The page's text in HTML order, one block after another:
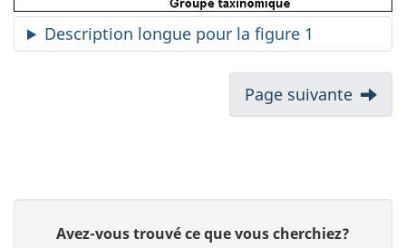
Description longue pour la figure 1
Page suivante
Avez-vous trouvé ce que vous cherchiez?